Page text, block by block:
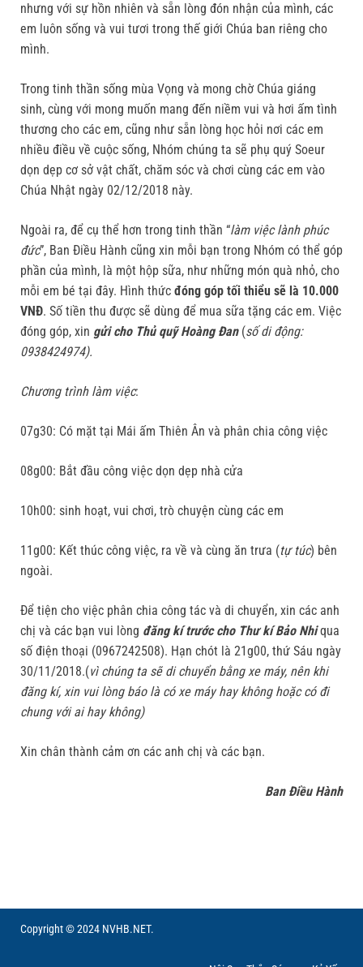
nhưng với sự hồn nhiên và sẵn lòng đón nhận của mình, các
em luôn sống và vui tươi trong thế giới Chúa ban riêng cho
mình.
Trong tinh thần sống mùa Vọng và mong chờ Chúa giáng
sinh, cùng với mong muốn mang đến niềm vui và hơi ấm tình
thương cho các em, cũng như sẵn lòng học hỏi nơi các em
nhiều điều về cuộc sống, Nhóm chúng ta sẽ phụ quý Soeur
dọn dẹp cơ sở vật chất, chăm sóc và chơi cùng các em vào
Chúa Nhật ngày 02/12/2018 này.
Ngoài ra, để cụ thể hơn trong tinh thần “làm việc lành phúc
đức”, Ban Điều Hành cũng xin mỗi bạn trong Nhóm có thể góp
phần của mình, là một hộp sữa, như những món quà nhỏ, cho
mỗi em bé tại đây. Hình thức đóng góp tối thiểu sẽ là 10.000
VNĐ. Số tiền thu được sẽ dùng để mua sữa tặng các em. Việc
đóng góp, xin gửi cho Thủ quỹ Hoàng Đan (số di động:
0938424974).
Chương trình làm việc:
07g30: Có mặt tại Mái ấm Thiên Ân và phân chia công việc
08g00: Bắt đầu công việc dọn dẹp nhà cửa
10h00: sinh hoạt, vui chơi, trò chuyện cùng các em
11g00: Kết thúc công việc, ra về và cùng ăn trưa (tự túc) bên
ngoài.
Để tiện cho việc phân chia công tác và di chuyển, xin các anh
chị và các bạn vui lòng đăng kí trước cho Thư kí Bảo Nhiqua
số điện thoại (0967242508). Hạn chót là 21g00, thứ Sáu ngày
30/11/2018.(vì chúng ta sẽ di chuyển bằng xe máy, nên khi
đăng kí, xin vui lòng báo là có xe máy hay không hoặc có đi
chung với ai hay không)
Xin chân thành cảm ơn các anh chị và các bạn.
Ban Điều Hành
Copyright © 2024 NVHB.NET.